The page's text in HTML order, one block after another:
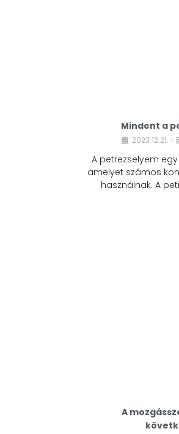
Mindent a
2023.12.21. •
A petrezselyem
amelyet számos
használnak. A
A